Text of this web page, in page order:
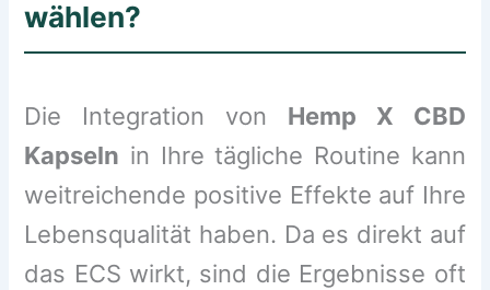
wählen?
Die Integration von Hemp X CBD
Kapseln in Ihre tägliche Routine kann
weitreichende positive Effekte auf Ihre
Lebensqualität haben. Da es direkt auf
das ECS wirkt, sind die Ergebnisse oft